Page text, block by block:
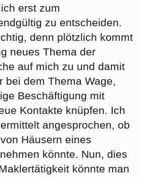
erst zum
zu entscheiden.
denn plötzlich kommt
neues Thema der
auf mich zu und damit
bei dem Thema Wage,
Beschäftigung mit
Kontakte knüpfen. Ich
angesprochen, ob
Häusern eines
könnte. Nun, dies
könnte man